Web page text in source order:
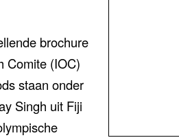
brochure
Comite (IOC)
staan onder
Singh uit Fiji